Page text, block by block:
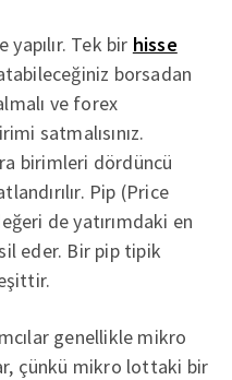
Tek bir hisse
borsadan
ve forex
satmalısınız.
birimleri dördüncü
Pip (Price
de yatırımdaki en
eder. Bir pip tipik
genellikle mikro
çünkü mikro lottaki bir